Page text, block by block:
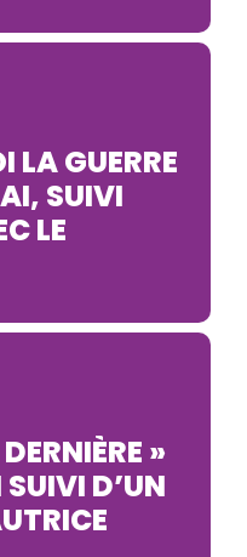
LA GUERRE
SUIVI
LE
»
D’UN